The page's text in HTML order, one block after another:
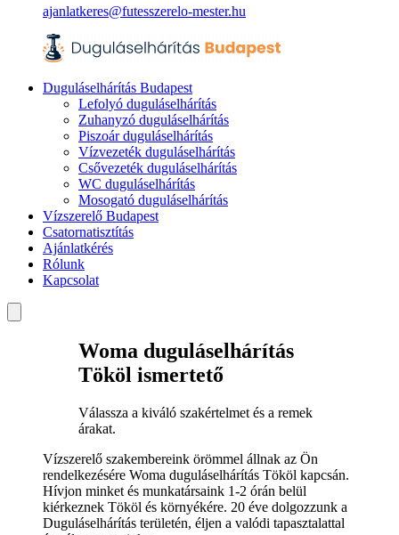
ajanlatkeres@futesszerelo-mester.hu
Duguláselhárítás Budapest
Lefolyó duguláselhárítás
Zuhanyzó duguláselhárítás
Piszoár duguláselhárítás
Vízvezeték duguláselhárítás
Csővezeték duguláselhárítás
WC duguláselhárítás
Mosogató duguláselhárítás
Vízszerelő Budapest
Csatornatisztítás
Ajánlatkérés
Rólunk
Kapcsolat
Woma duguláselhárítás
Tököl ismertető
Válassza a kiváló szakértelmet és a remek
árakat.
Vízszerelő szakembereink örömmel állnak az Ön
rendelkezésére Woma duguláselhárítás Tököl kapcsán.
Hívjon minket és munkatársaink 1-2 órán belül
kiérkeznek Tököl és környékére. 20 éve dolgozzunk a
Duguláselhárítás területén, éljen a valódi tapasztalattal